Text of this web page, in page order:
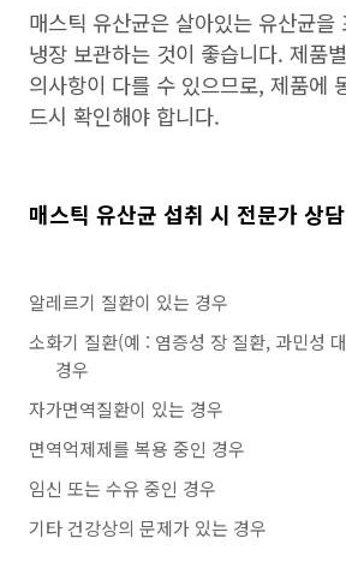
매스틱 유산균은 살아있는 유산균을
냉장 보관하는 것이 좋습니다. 제품
의사항이 다를 수 있으므로, 제품에
드시 확인해야 합니다.
매스틱 유산균 섭취 시 전문가 상
알레르기 질환이 있는 경우
소화기 질환(예 : 염증성 장 질환, 과민성
경우
자가면역질환이 있는 경우
면역억제제를 복용 중인 경우
임신 또는 수유 중인 경우
기타 건강상의 문제가 있는 경우